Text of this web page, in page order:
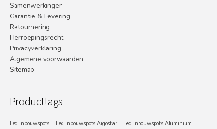
Samenwerkingen
Garantie & Levering
Retournering
Herroepingsrecht
Privacyverklaring
Algemene voorwaarden
Sitemap
Producttags
Led inbouwspots Led inbouwspots Aigostar
Led inbouwspots Aluminium